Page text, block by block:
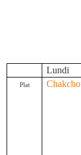
Lundi
Plat